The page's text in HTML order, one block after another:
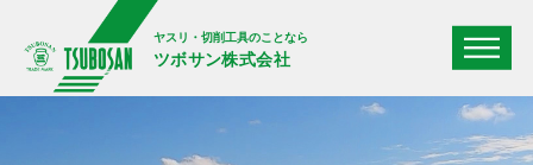
ヤスリ・切削工具のことなら
ツボサン株式会社